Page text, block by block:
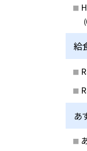
給
あ